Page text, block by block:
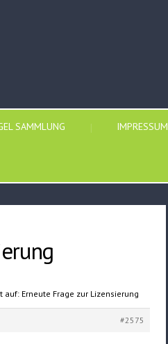
SAMMLUNG IMPRESSUM
auf: Erneute Frage zur Lizensierung
#2575